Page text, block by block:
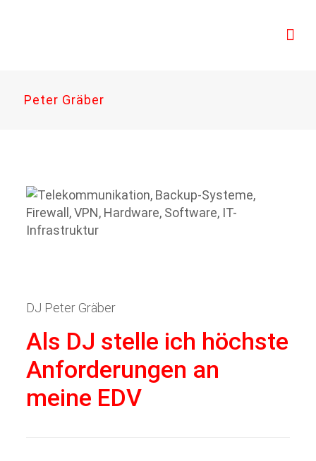
Peter Gräber
DJ Peter Gräber
Als DJ stelle ich höchste
Anforderungen an
meine EDV